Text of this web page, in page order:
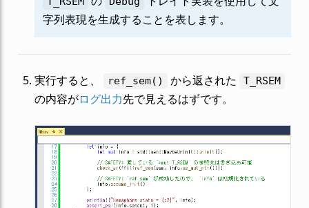
字列表現を生成することを表します。
実行すると、 ref_sem() から返された T_RSEM
の内容がログ出力先で見えるはずです。